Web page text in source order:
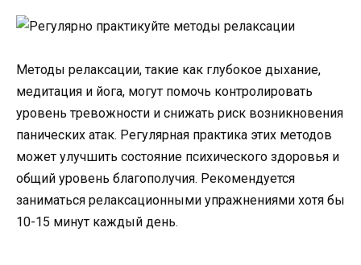
Методы релаксации, такие как глубокое дыхание,
медитация и йога, могут помочь контролировать
уровень тревожности и снижать риск возникновения
панических атак. Регулярная практика этих методов
может улучшить состояние психического здоровья и
общий уровень благополучия. Рекомендуется
заниматься релаксационными упражнениями хотя бы
10-15 минут каждый день.